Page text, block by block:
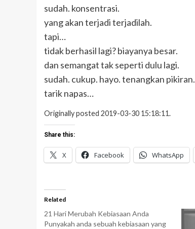
sudah. konsentrasi.
yang akan terjadi terjadilah.
tapi…
tidak berhasil lagi? biayanya besar.
dan semangat tak seperti dulu lagi.
sudah. cukup. hayo. tenangkan pikiran.
tarik napas…
Originally posted 2019-03-30 15:18:11.
Share this:
X Facebook WhatsApp
Related
21 Hari Merubah Kebiasaan Anda
Punyakah anda sebuah kebiasaan yang